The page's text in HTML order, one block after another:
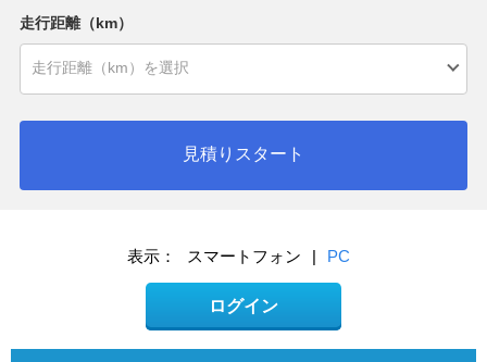
走行距離（km）
見積りスタート
表示： スマートフォン | PC
ログイン